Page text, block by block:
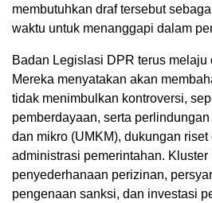
membutuhkan draf tersebut
waktu untuk menanggapi dalam
Badan Legislasi DPR terus melaju
Mereka menyatakan akan
tidak menimbulkan kontroversi,
pemberdayaan, serta
dan mikro (UMKM), dukungan
administrasi pemerintahan. Kluster
penyederhanaan perizinan,
pengenaan sanksi, dan investasi